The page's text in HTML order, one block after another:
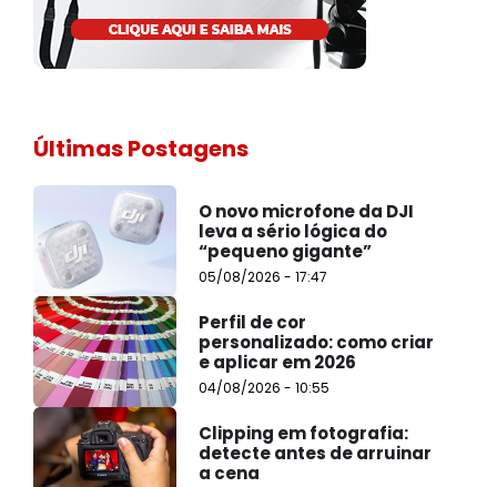
Últimas Postagens
O novo microfone da DJI
leva a sério lógica do
“pequeno gigante”
05/08/2026 - 17:47
Perfil de cor
personalizado: como criar
e aplicar em 2026
04/08/2026 - 10:55
Clipping em fotografia:
detecte antes de arruinar
a cena